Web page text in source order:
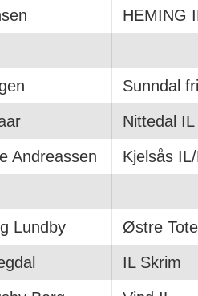
HEMING
Sunndal
Nittedal IL
Andreassen
Kjelsås
Lundby
Østre
IL Skrim